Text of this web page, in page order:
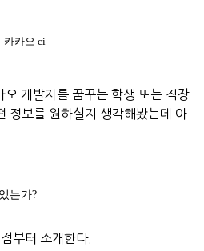
카카오 ci
오 개발자를 꿈꾸는 학생 또는 직장
정보를 원하실지 생각해봤는데 아
는가?
부터 소개한다.